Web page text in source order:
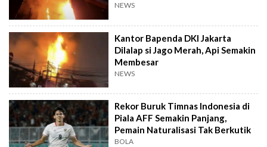
NEWS
Kantor Bapenda DKI Jakarta
Dilalap si Jago Merah, Api Semakin
Membesar
NEWS
Rekor Buruk Timnas Indonesia di
Piala AFF Semakin Panjang,
Pemain Naturalisasi Tak Berkutik
BOLA